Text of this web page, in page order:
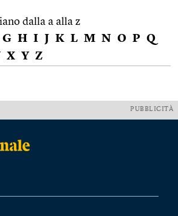
dalla a alla z
G H I J K L M N O P Q
X Y Z
PUBBLICITÀ